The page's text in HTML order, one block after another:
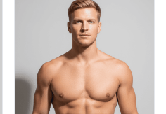
brillante. Uno slip
divertente ispirato al
retrò fatto per
abbronzarsi.